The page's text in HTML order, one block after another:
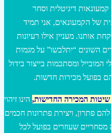
דיגיטלית וסחר
של הקמעונאים, אני תמיד
אותנו. מעניין אילו רעיונות
השונים “יתלבשו” על מגמות
המובייל ומסתכמות בייצור בידול
בפועל מכירות חדשות.
המכירה החדישות, הינו זיהוי
פתרון, ויצירת פתרונות חכמים
מסחריים שעוזרים בפועל לכל